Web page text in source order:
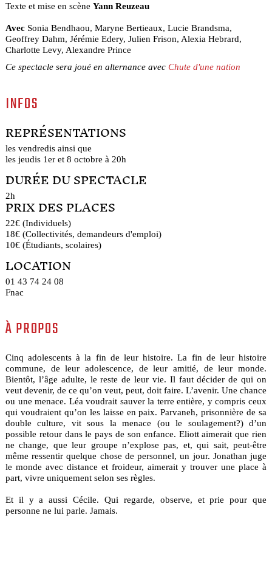
Texte et mise en scène Yann Reuzeau
Avec Sonia Bendhaou, Maryne Bertieaux, Lucie Brandsma,
Geoffrey Dahm, Jérémie Edery, Julien Frison, Alexia Hebrard,
Charlotte Levy, Alexandre Prince
Ce spectacle sera joué en alternance avec Chute d'une nation
INFOS
REPRÉSENTATIONS
les vendredis ainsi que
les jeudis 1er et 8 octobre à 20h
DURÉE DU SPECTACLE
2h
PRIX DES PLACES
22€ (Individuels)
18€ (Collectivités, demandeurs d'emploi)
10€ (Étudiants, scolaires)
LOCATION
01 43 74 24 08
Fnac
À PROPOS
Cinq adolescents à la fin de leur histoire. La fin de leur histoire
commune, de leur adolescence, de leur amitié, de leur monde.
Bientôt, l’âge adulte, le reste de leur vie. Il faut décider de qui on
veut devenir, de ce qu’on veut, peut, doit faire. L’avenir. Une chance
ou une menace. Léa voudrait sauver la terre entière, y compris ceux
qui voudraient qu’on les laisse en paix. Parvaneh, prisonnière de sa
double culture, vit sous la menace (ou le soulagement?) d’un
possible retour dans le pays de son enfance. Eliott aimerait que rien
ne change, que leur groupe n’explose pas, et, qui sait, peut-être
même ressentir quelque chose de personnel, un jour. Jonathan juge
le monde avec distance et froideur, aimerait y trouver une place à
part, vivre uniquement selon ses règles.
Et il y a aussi Cécile. Qui regarde, observe, et prie pour que
personne ne lui parle. Jamais.